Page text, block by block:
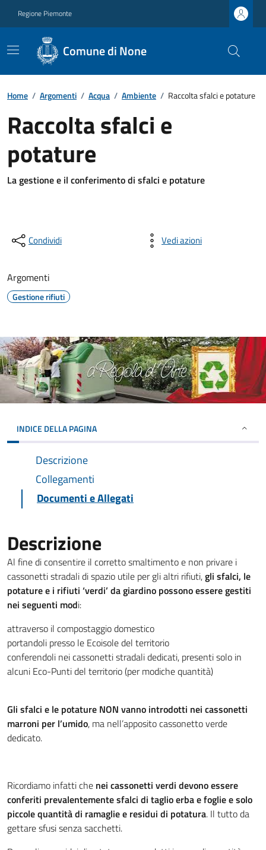
Regione Piemonte
Comune di None
Home / Argomenti / Acqua / Ambiente / Raccolta sfalci e potature
Raccolta sfalci e
potature
La gestione e il conferimento di sfalci e potature
Condividi Vedi azioni
Argomenti
Gestione rifiuti
INDICE DELLA PAGINA
Descrizione
Collegamenti
Documenti e Allegati
Descrizione
Al fine di consentire il corretto smaltimento e non privare i
cassonetti stradali di spazio utile per gli altri rifiuti,gli sfalci, le
potature e i rifiuti ‘verdi’ da giardino possono essere gestiti
nei seguenti modi:
attraverso il compostaggio domestico
portandoli presso le Ecoisole del territorio
conferendoli nei cassonetti stradali dedicati, presenti solo in
alcuni Eco-Punti del territorio (per modiche quantità)
Gli sfalci e le potature NON vanno introdotti nei cassonetti
marroni per l’umido, ma nell’apposito cassonetto verde
dedicato.
Ricordiamo infatti che nei cassonetti verdi devono essere
conferiti prevalentemente sfalci di taglio erba e foglie e solo
piccole quantità di ramaglie e residui di potatura. Il tutto da
gettare sfusi senza sacchetti.